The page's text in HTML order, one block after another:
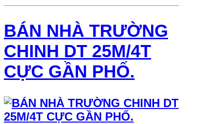
BÁN NHÀ TRƯỜNG
CHINH DT 25M/4T
CỰC GẦN PHỐ.